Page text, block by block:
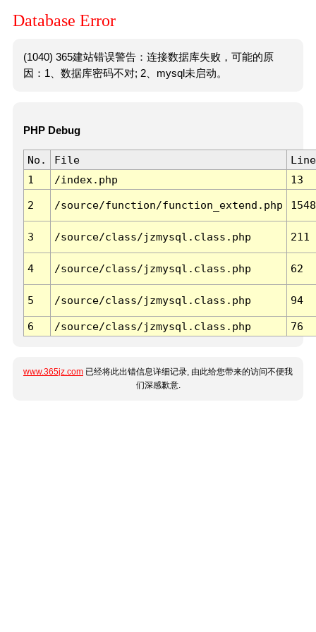
Database Error
(1040) 365建站错误警告：连接数据库失败，可能的原
因：1、数据库密码不对; 2、mysql未启动。
PHP Debug
No. File
Line
1
/index.php 13
2 /source/function/function_extend.php 1548
3 /source/class/jzmysql.class.php 211
4 /source/class/jzmysql.class.php 62
5 /source/class/jzmysql.class.php 94
6 /source/class/jzmysql.class.php 76
www.365jz.com 已经将此出错信息详细记录, 由此给您带来的访问不便我
们深感歉意.